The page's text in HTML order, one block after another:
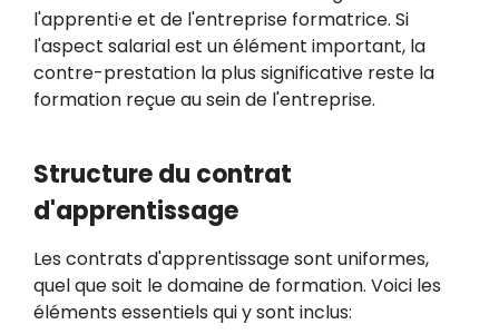
l'apprenti·e et de l'entreprise formatrice. Si
l'aspect salarial est un élément important, la
contre-prestation la plus significative reste la
formation reçue au sein de l'entreprise.
Structure du contrat
d'apprentissage
Les contrats d'apprentissage sont uniformes,
quel que soit le domaine de formation. Voici les
éléments essentiels qui y sont inclus: